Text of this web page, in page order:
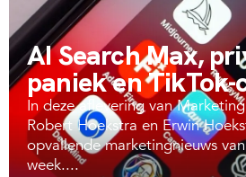
AI Search Max,
paniek en TikTok-
In deze aflevering van
Robert Hoekstra en Erwin
opvallende marketingnieuws
week....